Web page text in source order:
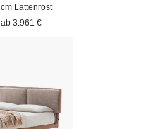
cm Lattenrost
ab 3.961 €